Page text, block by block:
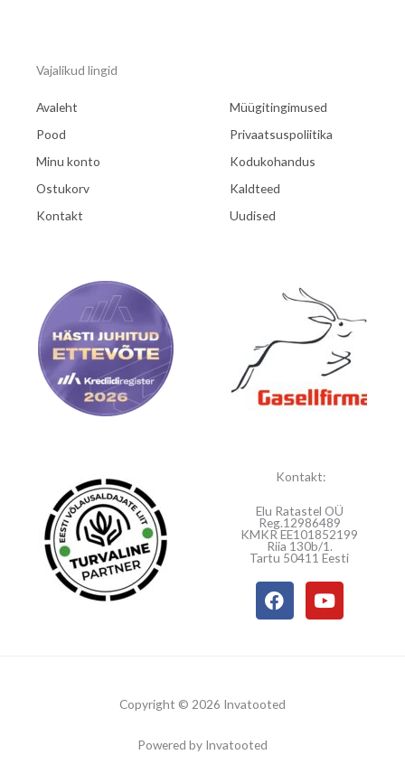
Vajalikud lingid
Avaleht
Pood
Minu konto
Ostukorv
Kontakt
Müügitingimused
Privaatsuspoliitika
Kodukohandus
Kaldteed
Uudised
Kontakt:
Elu Ratastel OÜ
Reg.12986489
KMKR EE101852199
Riia 130b/1.
Tartu 50411 Eesti
F
a
o
Y
o
Copyright © 2026 Invatooted
Powered by Invatooted